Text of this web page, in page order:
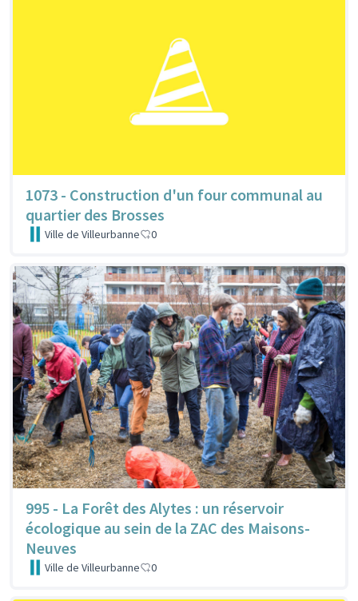
1073 - Construction d'un four communal au
quartier des Brosses
Ville de Villeurbanne 0
995 - La Forêt des Alytes : un réservoir
écologique au sein de la ZAC des Maisons-
Neuves
Ville de Villeurbanne 0